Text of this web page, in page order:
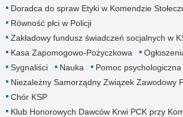
Doradca do spraw Etyki w Komendzie
Równość płci w Policji
Zakładowy fundusz świadczeń socjalnych w
Kasa Zapomogowo-Pożyczkowa
Sygnaliści
Nauka
Pomoc psychologiczna
Niezależny Samorządny Związek Zawodowy
Chór KSP
Klub Honorowych Dawców Krwi PCK przy